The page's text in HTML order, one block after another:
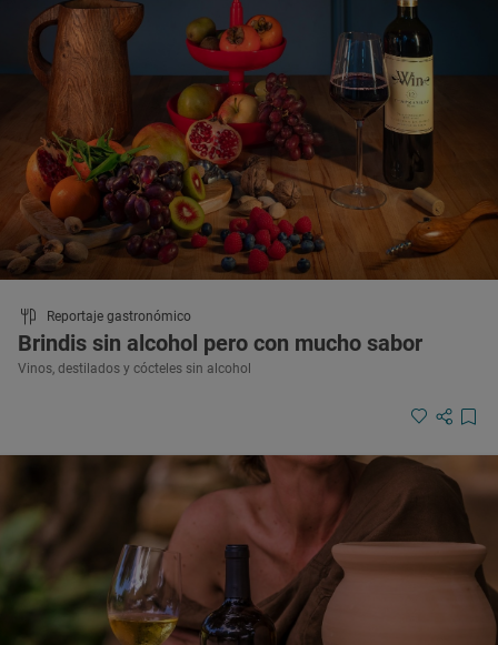
Reportaje gastronómico
Brindis sin alcohol pero con mucho sabor
Vinos, destilados y cócteles sin alcohol